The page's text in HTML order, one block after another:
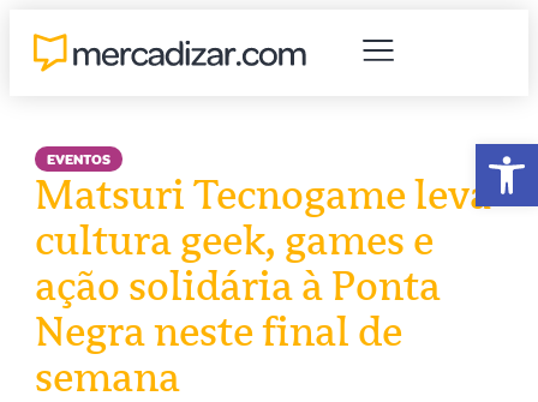
EVENTOS
Matsuri Tecnogame leva
cultura geek, games e
ação solidária à Ponta
Negra neste final de
semana